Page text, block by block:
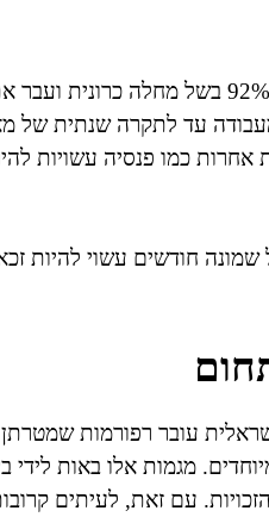
לדוגמה, אדם שהוכר כבעל נכות בשיעור
עד לתקרה שנתית של
כמו פנסיה עשויות
חודשים עשוי להיות
עובר רפורמות שמטרתן
מגמות אלו באות לידי
עם זאת, לעיתים